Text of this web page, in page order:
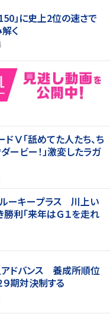
」に史上2位の速さで
く
Ⅴ「舐めてた人たち、ち
ービー！」激変したラガ
ルーキープラス 川上い
利「来年はＧ１を走れ
アドバンス 養成所順位
期対決制する